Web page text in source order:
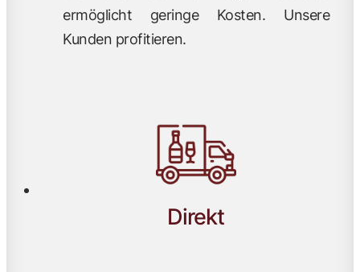
ermöglicht geringe Kosten. Unsere
Kunden profitieren.
Direkt